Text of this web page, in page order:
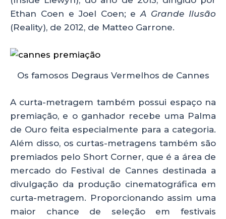
Ethan Coen e Joel Coen; eA Grande Ilusão
(Reality), de 2012, de Matteo Garrone.
Os famosos Degraus Vermelhos de Cannes
A curta-metragem também possui espaço na
premiação, e o ganhador recebe uma Palma
de Ouro feita especialmente para a categoria.
Além disso, os curtas-metragens também são
premiados pelo Short Corner, que é a área de
mercado do Festival de Cannes destinada a
divulgação da produção cinematográfica em
curta-metragem. Proporcionando assim uma
maior chance de seleção em festivais